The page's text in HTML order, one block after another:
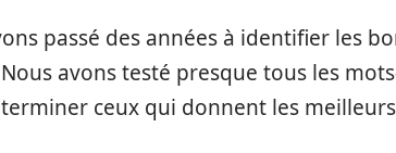
passé des années à identifier les
avons testé presque tous les
ceux qui donnent les